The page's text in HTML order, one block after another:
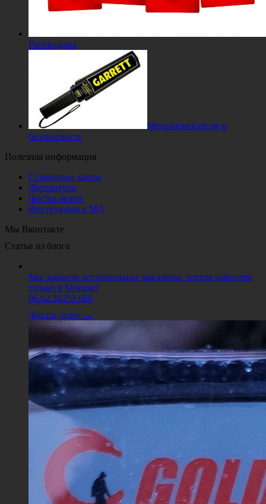
Распродажа
Металлоискатели и
безопасность
Полезная информация
Старинные карты
Литература
Чистка монет
Инструкции к МД
Мы Вконтакте
Статьи из блога
Мы закрыли региональные магазины: теперь работаем
только в Москве!
06.02.20253 088
Читать далее →